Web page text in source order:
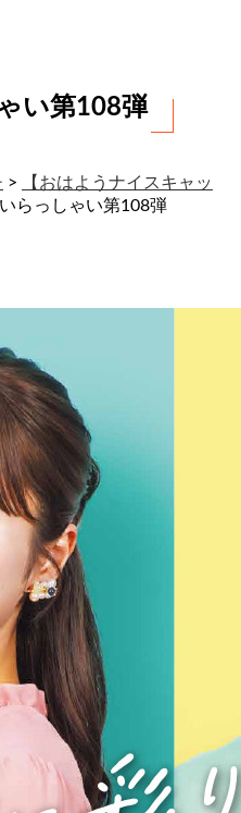
い第108弾
>
【おはようナイスキャッ
らっしゃい第108弾